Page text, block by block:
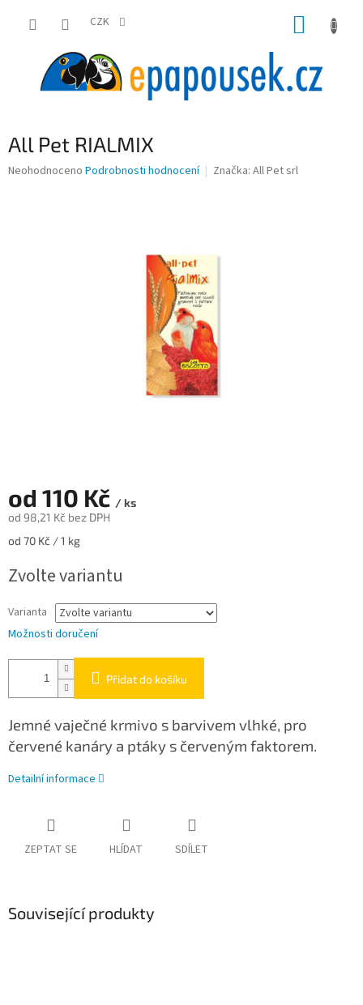
CZK
All Pet RIALMIX
Průměrné
Neohodnoceno Podrobnosti hodnocení Značka: All Pet srl
od 110 Kč / ks
od 98,21 Kč bez DPH
Měrná
od 70 Kč / 1 kg
Zvolte variantu
Varianta
Možnosti doručení
Přidat do košíku
Jemné vaječné krmivo s barvivem vlhké, pro
červené kanáry a ptáky s červeným faktorem.
Detailní informace
ZEPTAT SE HLÍDAT SDÍLET
Související produkty